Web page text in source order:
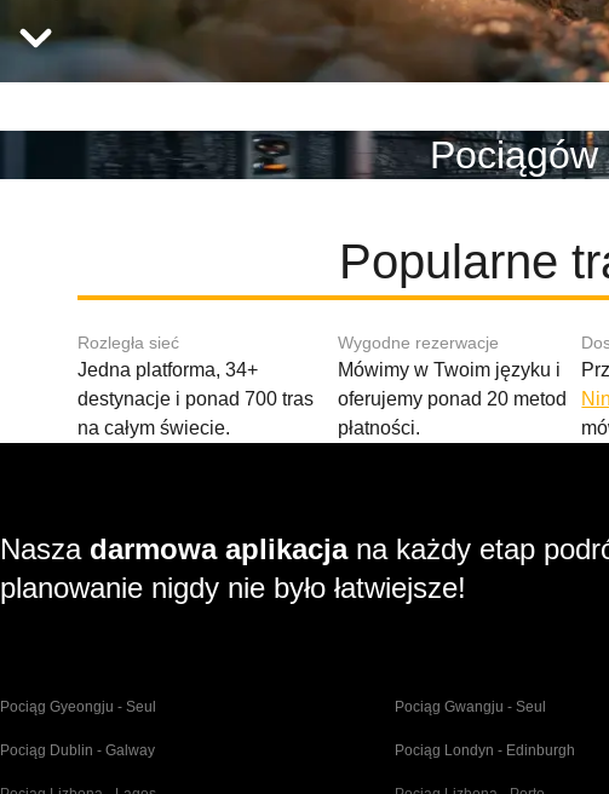
Popularne
Rozległa sieć
Jedna platforma, 34+
destynacje i ponad 700 tras
na całym świecie.
Wygodne rezerwacje
Mówimy w Twoim języku i
oferujemy ponad 20 metod
płatności.
Nasza darmowa aplikacjana każdy etap
planowanie nigdy nie było łatwiejsze!
Pociąg Gyeongju - Seul Pociąg Gwangju - Seul
Pociąg Dublin - Galway Pociąg Londyn - Edinburgh